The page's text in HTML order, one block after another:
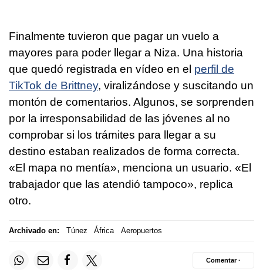
Finalmente tuvieron que pagar un vuelo a
mayores para poder llegar a Niza. Una historia
que quedó registrada en vídeo en el perfil de
TikTok de Brittney, viralizándose y suscitando un
montón de comentarios. Algunos, se sorprenden
por la irresponsabilidad de las jóvenes al no
comprobar si los trámites para llegar a su
destino estaban realizados de forma correcta.
«El mapa no mentía», menciona un usuario. «El
trabajador que las atendió tampoco», replica
otro.
Archivado en: Túnez África Aeropuertos
Comentar ·